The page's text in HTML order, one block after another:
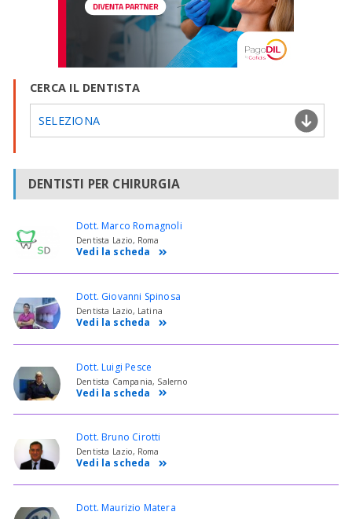
CERCA IL DENTISTA
SELEZIONA
DENTISTI PER CHIRURGIA
Dott. Marco Romagnoli
Dentista Lazio, Roma
Vedi la scheda
Dott. Giovanni Spinosa
Dentista Lazio, Latina
Vedi la scheda
Dott. Luigi Pesce
Dentista Campania, Salerno
Vedi la scheda
Dott. Bruno Cirotti
Dentista Lazio, Roma
Vedi la scheda
Dott. Maurizio Matera